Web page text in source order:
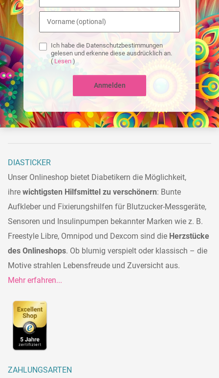
Ich habe die Datenschutzbestimmungen
gelesen und erkenne diese ausdrücklich an.
( Lesen )
Anmelden
DIASTICKER
Unser Onlineshop bietet Diabetikern die Möglichkeit,
ihre wichtigsten Hilfsmittel zu verschönern: Bunte
Aufkleber und Fixierungshilfen für Blutzucker-Messgeräte,
Sensoren und Insulinpumpen bekannter Marken wie z. B.
Freestyle Libre, Omnipod und Dexcom sind die Herzstücke
des Onlineshops. Ob blumig verspielt oder klassisch – die
Motive strahlen Lebensfreude und Zuversicht aus.
Mehr erfahren...
ZAHLUNGSARTEN